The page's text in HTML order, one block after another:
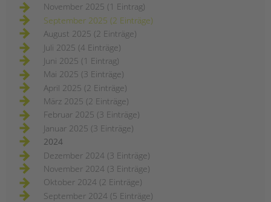
November 2025 (1 Eintrag)
September 2025 (2 Einträge)
August 2025 (2 Einträge)
Juli 2025 (4 Einträge)
Juni 2025 (1 Eintrag)
Mai 2025 (3 Einträge)
April 2025 (2 Einträge)
März 2025 (2 Einträge)
Februar 2025 (3 Einträge)
Januar 2025 (3 Einträge)
2024
Dezember 2024 (3 Einträge)
November 2024 (3 Einträge)
Oktober 2024 (2 Einträge)
September 2024 (5 Einträge)